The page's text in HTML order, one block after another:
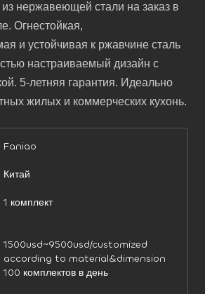
нержавеющей стали на заказ в
Огнестойкая,
и устойчивая к ржавчине сталь
настраиваемый дизайн с
5-летняя гарантия. Идеально
жилых и коммерческих кухонь.
Faniao
Китай
1 комплект
1500usd~9500usd/customized
according to material&dimension
100 комплектов в день